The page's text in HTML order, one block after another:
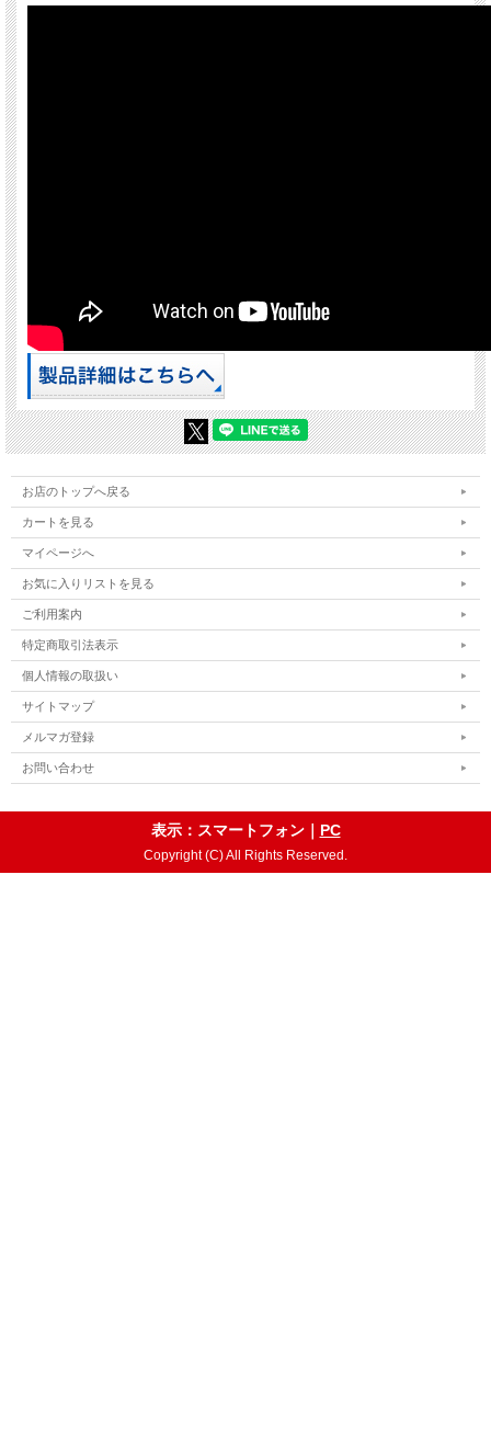
お店のトップへ戻る
カートを見る
マイページへ
お気に入りリストを見る
ご利用案内
特定商取引法表示
個人情報の取扱い
サイトマップ
メルマガ登録
お問い合わせ
表示：スマートフォン｜ PC
Copyright (C) All Rights Reserved.